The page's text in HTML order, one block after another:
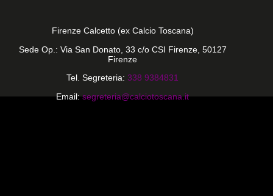
Firenze Calcetto (ex Calcio Toscana)
Sede Op.: Via San Donato, 33 c/o CSI Firenze, 50127
Firenze
Tel. Segreteria: 338 9384831
Email: segreteria@calciotoscana.it